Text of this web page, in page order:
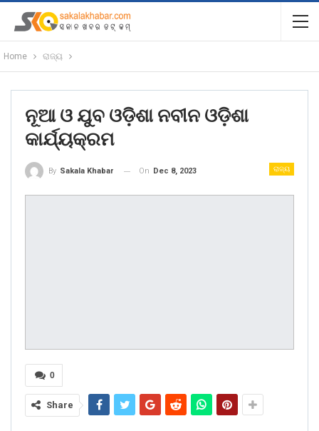
Home ରାଜ୍ୟ
ନୂଆ ଓ ଯୁବ ଓଡ଼ିଶା ନବୀନ ଓଡ଼ିଶା
କାର୍ଯ୍ୟକ୍ରମ
ରାଜ୍ୟ
By Sakala Khabar On Dec 8, 2023
0
Share